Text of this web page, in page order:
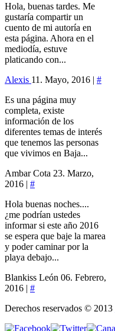
Hola, buenas tardes. Me
gustaría compartir un
cuento de mi autoría en
esta página. Ahora en el
mediodía, estuve
platicando con...
Alexis 11. Mayo, 2016 | #
Es una página muy
completa, existe
información de los
diferentes temas de interés
que tenemos las personas
que vivimos en Baja...
Ambar Cota 23. Marzo,
2016 | #
Hola buenas noches....
¿me podrían ustedes
informar si este año 2016
se espera que baje la marea
y poder caminar por la
playa debajo...
Blankiss León 06. Febrero,
2016 | #
Derechos reservados © 2013